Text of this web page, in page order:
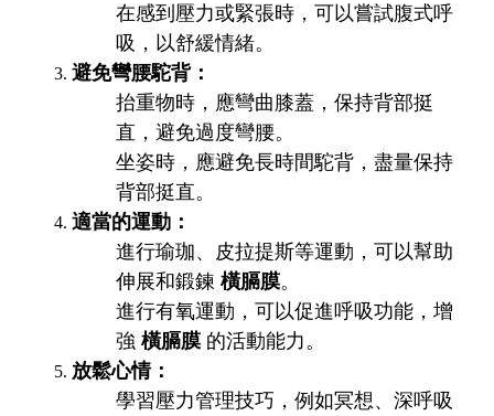
在感到壓力或緊張時，可以嘗試腹式呼
吸，以舒緩情緒。
避免彎腰駝背：
抬重物時，應彎曲膝蓋，保持背部挺
直，避免過度彎腰。
坐姿時，應避免長時間駝背，盡量保持
背部挺直。
適當的運動：
進行瑜珈、皮拉提斯等運動，可以幫助
伸展和鍛鍊橫膈膜。
進行有氧運動，可以促進呼吸功能，增
強橫膈膜 的活動能力。
放鬆心情：
學習壓力管理技巧，例如冥想、深呼吸